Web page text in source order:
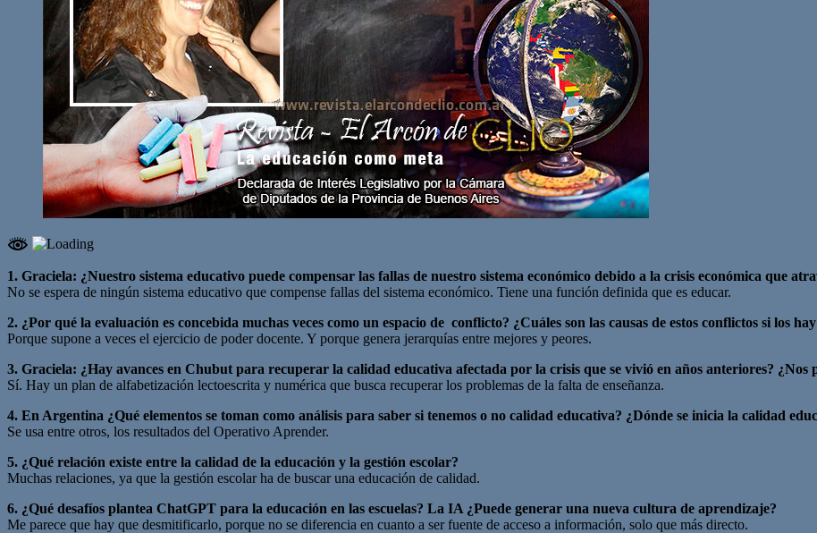
1. Graciela: ¿Nuestro sistema educativo puede compensar las fallas de nuestro sistema económico debido a la crisis económica que
No se espera de ningún sistema educativo que compense fallas del sistema económico. Tiene una función definida que es educar.
2. ¿Por qué la evaluación es concebida muchas veces como un espacio de conflicto? ¿Cuáles son las causas de estos conflictos si los
Porque supone a veces el ejercicio de poder docente. Y porque genera jerarquías entre mejores y peores.
3. Graciela: ¿Hay avances en Chubut para recuperar la calidad educativa afectada por la crisis que se vivió en años anteriores? ¿Nos
Sí. Hay un plan de alfabetización lectoescrita y numérica que busca recuperar los problemas de la falta de enseñanza.
4. En Argentina ¿Qué elementos se toman como análisis para saber si tenemos o no calidad educativa? ¿Dónde se inicia la calidad
Se usa entre otros, los resultados del Operativo Aprender.
5. ¿Qué relación existe entre la calidad de la educación y la gestión escolar?
Muchas relaciones, ya que la gestión escolar ha de buscar una educación de calidad.
6. ¿Qué desafíos plantea ChatGPT para la educación en las escuelas? La IA ¿Puede generar una nueva cultura de aprendizaje?
Me parece que hay que desmitificarlo, porque no se diferencia en cuanto a ser fuente de acceso a información, solo que más directo.